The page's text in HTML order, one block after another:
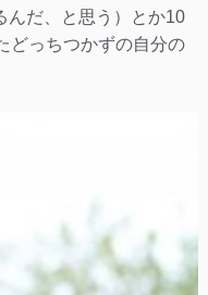
んだ、と思う）とか10
どっちつかずの自分の